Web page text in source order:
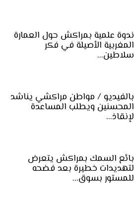
ندوة علمية بمراكش حول العمارة
المغربية الأصيلة في فكر
سلاطين…
بالفيديو / مواطن مراكشي يناشد
المحسنين ويطلب المساعدة
لإنقاذ…
بائع السمك بمراكش يتعرض
لتهديدات خطيرة بعد فضحه
للمستور بسوق…